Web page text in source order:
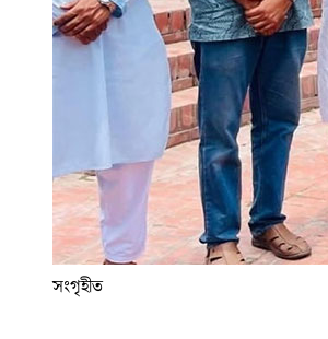
সংগৃহীত